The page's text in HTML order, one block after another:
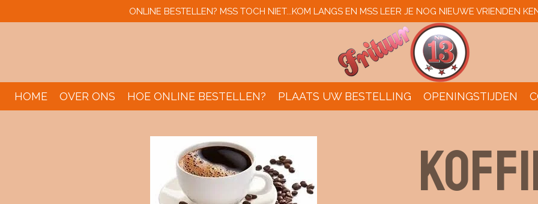
direct
ONLINE BESTELLEN? MSS TOCH NIET...KOM LANGS EN MSS LEER JE NOG NIEUWE VRIENDEN
HOME OVER ONS HOE ONLINE BESTELLEN? PLAATS UW BESTELLING OPENINGSTIJDEN